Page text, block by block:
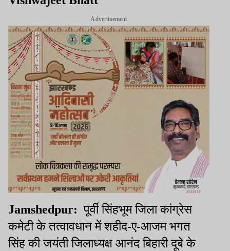
Advertisement
Jamshedpur: पूर्वी सिंहभूम जिला कांग्रेस
कमेटी के तत्वावधान में शहीद-ए-आजम भगत
सिंह की जयंती जिलाध्यक्ष आनंद बिहारी दूबे के